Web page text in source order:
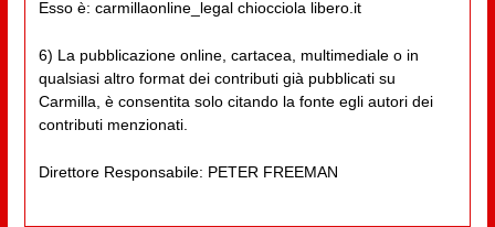
Esso è: carmillaonline_legal chiocciola libero.it
6) La pubblicazione online, cartacea, multimediale o in
qualsiasi altro format dei contributi già pubblicati su
Carmilla, è consentita solo citando la fonte egli autori dei
contributi menzionati.
Direttore Responsabile: PETER FREEMAN